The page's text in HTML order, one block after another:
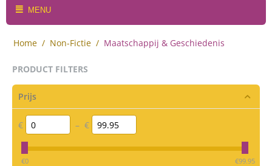
MENU
Home / Non-Fictie / Maatschappij & Geschiedenis
PRODUCT FILTERS
Prijs
€ – €
‎€0 ‎€99.95